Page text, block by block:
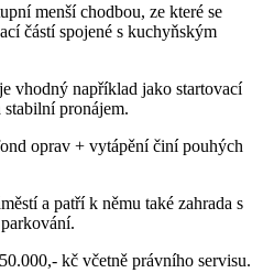
menší chodbou, ze které se
částí spojené s kuchyňským
vhodný například jako startovací
pronájem.
oprav + vytápění činí pouhých
a patří k němu také zahrada s
kč včetně právního servisu.